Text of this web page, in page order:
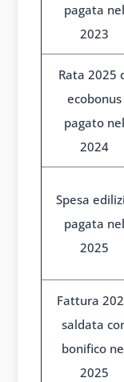
pagata nel
2023
Rata 2025
ecobonus
pagato nel
2024
Spesa
pagata nel
2025
Fattura
saldata
bonifico
2025